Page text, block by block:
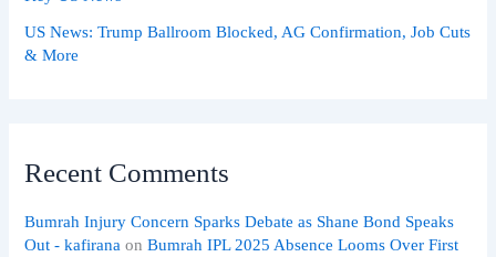
US News: Trump Ballroom Blocked, AG Confirmation, Job Cuts
& More
Recent Comments
Bumrah Injury Concern Sparks Debate as Shane Bond Speaks
Out - kafirana onBumrah IPL 2025 Absence Looms Over First